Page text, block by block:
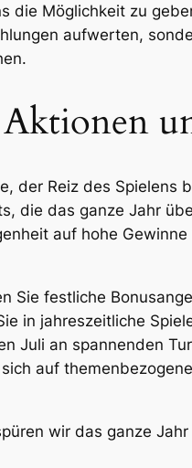
die Möglichkeit zu
aufwerten,
Aktionen
der Reiz des Spielens
die das ganze Jahr
auf hohe
Sie festliche
in jahreszeitliche
Juli an spannenden
auf
wir das ganze